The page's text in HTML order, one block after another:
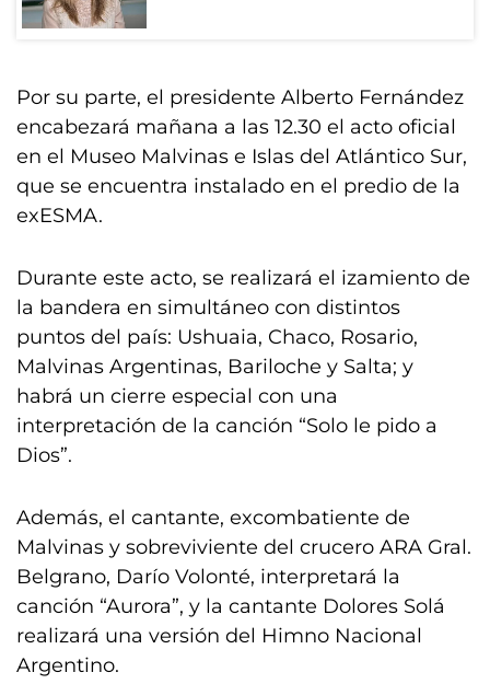
Por su parte, el presidente Alberto Fernández
encabezará mañana a las 12.30 el acto oficial
en el Museo Malvinas e Islas del Atlántico Sur,
que se encuentra instalado en el predio de la
exESMA.
Durante este acto, se realizará el izamiento de
la bandera en simultáneo con distintos
puntos del país: Ushuaia, Chaco, Rosario,
Malvinas Argentinas, Bariloche y Salta; y
habrá un cierre especial con una
interpretación de la canción “Solo le pido a
Dios”.
Además, el cantante, excombatiente de
Malvinas y sobreviviente del crucero ARA Gral.
Belgrano, Darío Volonté, interpretará la
canción “Aurora”, y la cantante Dolores Solá
realizará una versión del Himno Nacional
Argentino.